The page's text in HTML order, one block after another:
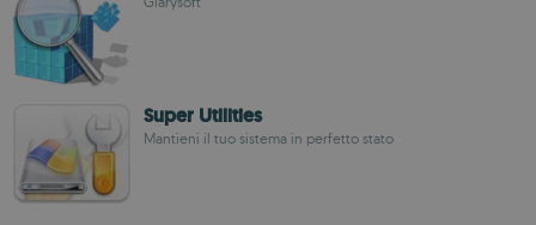
Super Utilities
Mantieni il tuo sistema in perfetto stato